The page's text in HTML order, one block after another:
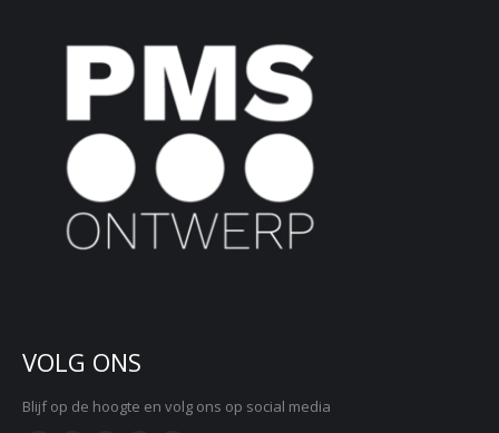
VOLG ONS
Blijf op de hoogte en volg ons op social media